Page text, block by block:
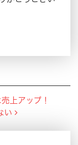
上アップ！
い